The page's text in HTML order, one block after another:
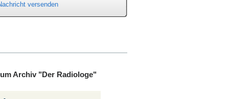
versenden
Archiv "Der Radiologe"